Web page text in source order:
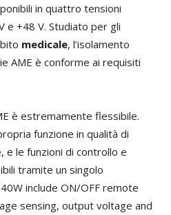
in quattro tensioni
e +48 V. Studiato per gli
medicale, l’isolamento
AME è conforme ai requisiti
è estremamente flessibile.
funzione in qualità di
e le funzioni di controllo e
tramite un singolo
include ON/OFF remote
sensing, output voltage and